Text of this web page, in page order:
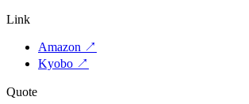
Link
Amazon ↗
Kyobo ↗
Quote